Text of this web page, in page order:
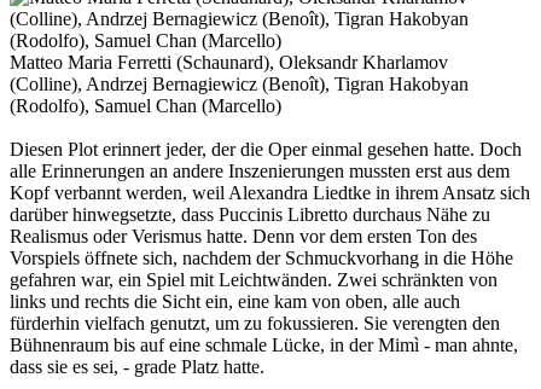
Matteo Maria Ferretti (Schaunard), Oleksandr Kharlamov
(Colline), Andrzej Bernagiewicz (Benoît), Tigran Hakobyan
(Rodolfo), Samuel Chan (Marcello)
Diesen Plot erinnert jeder, der die Oper einmal gesehen hatte. Doch
alle Erinnerungen an andere Inszenierungen mussten erst aus dem
Kopf verbannt werden, weil Alexandra Liedtke in ihrem Ansatz sich
darüber hinwegsetzte, dass Puccinis Libretto durchaus Nähe zu
Realismus oder Verismus hatte. Denn vor dem ersten Ton des
Vorspiels öffnete sich, nachdem der Schmuckvorhang in die Höhe
gefahren war, ein Spiel mit Leichtwänden. Zwei schränkten von
links und rechts die Sicht ein, eine kam von oben, alle auch
fürderhin vielfach genutzt, um zu fokussieren. Sie verengten den
Bühnenraum bis auf eine schmale Lücke, in der Mimì - man ahnte,
dass sie es sei, - grade Platz hatte.